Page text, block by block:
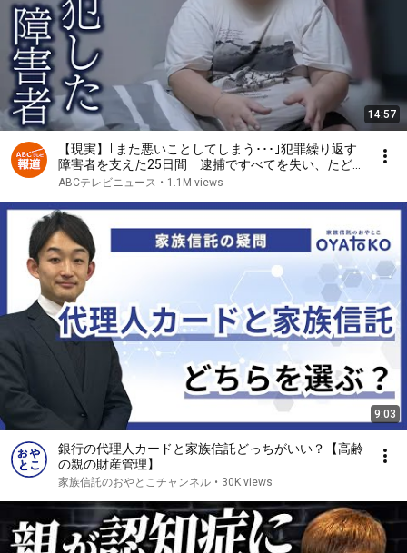
14:57
【現実】｢また悪いことしてしまう･･･｣犯罪繰り返す
障害者を支えた25日間 逮捕ですべてを失い、たど
り着いた先に･･･【#ウラドリ】
ABCテレビニュース • 1.1M views
9:03
銀行の代理人カードと家族信託どっちがいい？【高齢
の親の財産管理】
家族信託のおやとこチャンネル • 30K views